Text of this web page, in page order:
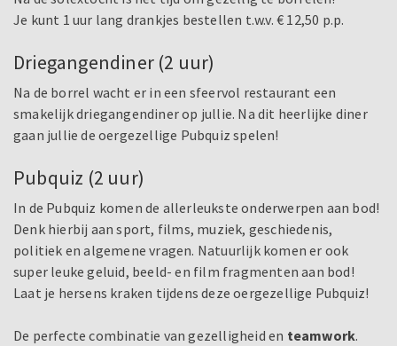
Je kunt 1 uur lang drankjes bestellen t.w.v. € 12,50 p.p.
Driegangendiner (2 uur)
Na de borrel wacht er in een sfeervol restaurant een
smakelijk driegangendiner op jullie. Na dit heerlijke diner
gaan jullie de oergezellige Pubquiz spelen!
Pubquiz (2 uur)
In de Pubquiz komen de allerleukste onderwerpen aan bod!
Denk hierbij aan sport, films, muziek, geschiedenis,
politiek en algemene vragen. Natuurlijk komen er ook
super leuke geluid, beeld- en film fragmenten aan bod!
Laat je hersens kraken tijdens deze oergezellige Pubquiz!
De perfecte combinatie van gezelligheid en teamwork.